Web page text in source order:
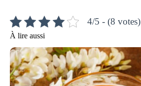
4/5 - (8 votes)
À lire aussi